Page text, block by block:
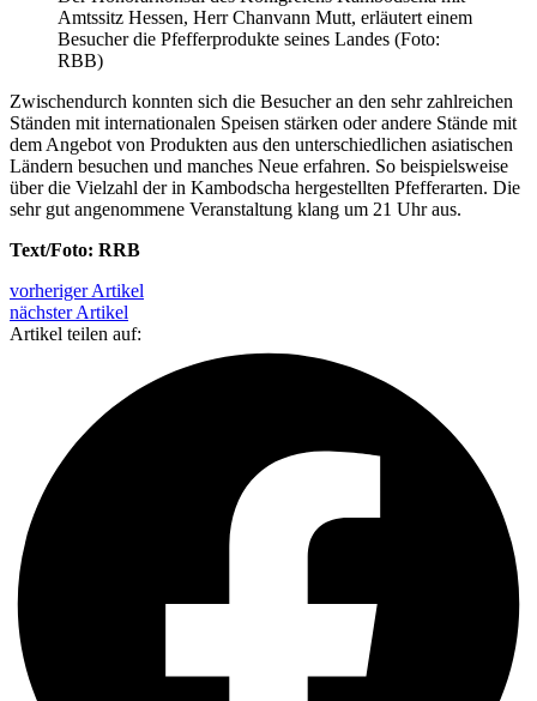
Amtssitz Hessen, Herr Chanvann Mutt, erläutert einem
Besucher die Pfefferprodukte seines Landes (Foto:
RBB)
Zwischendurch konnten sich die Besucher an den sehr zahlreichen
Ständen mit internationalen Speisen stärken oder andere Stände mit
dem Angebot von Produkten aus den unterschiedlichen asiatischen
Ländern besuchen und manches Neue erfahren. So beispielsweise
über die Vielzahl der in Kambodscha hergestellten Pfefferarten. Die
sehr gut angenommene Veranstaltung klang um 21 Uhr aus.
Text/Foto: RRB
vorheriger Artikel
nächster Artikel
Artikel teilen auf: